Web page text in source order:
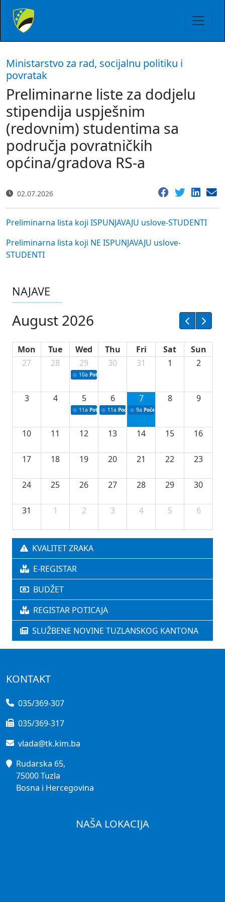
Ministarstvo za rad, socijalnu politiku i
povratak
Preliminarne liste za dodjelu
stipendija uspješnim
(redovnim) studentima sa
područja povratničkih
općina/gradova RS-a
02.07.2026
Preliminarna lista koji ISPUNJAVAJU uslove-STUDENTI
Preliminarna lista koji NE ISPUNJAVAJU uslove-
STUDENTI
NAJAVE
August 2026
Mon Tue Wed Thu Fri Sat
Sun
27
28 29
10a Potpisivanje ugovora sa neprofitnim
30 31 1 2
3 4 5
11a Potpisivanje ugovora o stipendijama za
6
11a Podrška razvoju vodne infrastrukture u
7
9a Početak izgradnje nove
8 9
10 11 12 13 14 15 16
17 18 19 20 21 22 23
24 25 26 27 28 29 30
31 1 2 3 4 5 6
KVALITET ZRAKA
E-REGISTAR
BUDŽET
REGISTAR POTICAJA
SLUŽBENE NOVINE TUZLANSKOG KANTONA
KONTAKT
035/369-307
035/369-317
vlada@tk.kim.ba
Rudarska 65,
75000 Tuzla
Bosna i Hercegovina
NAŠA LOKACIJA